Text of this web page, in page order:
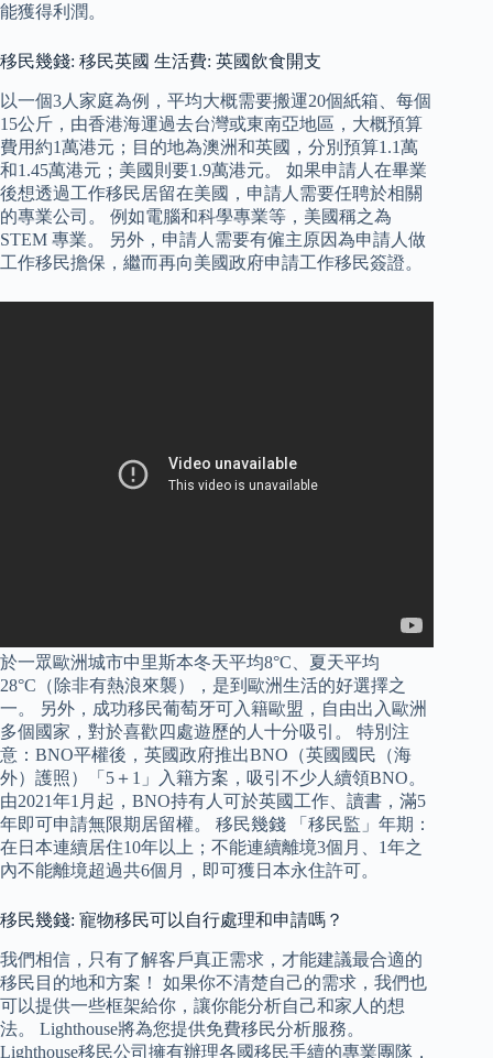
能獲得利潤。
移民幾錢: 移民英國 生活費: 英國飲食開支
以一個3人家庭為例，平均大概需要搬運20個紙箱、每個
15公斤，由香港海運過去台灣或東南亞地區，大概預算
費用約1萬港元；目的地為澳洲和英國，分別預算1.1萬
和1.45萬港元；美國則要1.9萬港元。 如果申請人在畢業
後想透過工作移民居留在美國，申請人需要任聘於相關
的專業公司。 例如電腦和科學專業等，美國稱之為
STEM 專業。 另外，申請人需要有僱主原因為申請人做
工作移民擔保，繼而再向美國政府申請工作移民簽證。
於一眾歐洲城市中里斯本冬天平均8°C、夏天平均
28°C（除非有熱浪來襲），是到歐洲生活的好選擇之
一。 另外，成功移民葡萄牙可入籍歐盟，自由出入歐洲
多個國家，對於喜歡四處遊歷的人十分吸引。 特別注
意：BNO平權後，英國政府推出BNO（英國國民（海
外）護照）「5＋1」入籍方案，吸引不少人續領BNO。
由2021年1月起，BNO持有人可於英國工作、讀書，滿5
年即可申請無限期居留權。 移民幾錢 「移民監」年期：
在日本連續居住10年以上；不能連續離境3個月、1年之
內不能離境超過共6個月，即可獲日本永住許可。
移民幾錢: 寵物移民可以自行處理和申請嗎？
我們相信，只有了解客戶真正需求，才能建議最合適的
移民目的地和方案！ 如果你不清楚自己的需求，我們也
可以提供一些框架給你，讓你能分析自己和家人的想
法。 Lighthouse將為您提供免費移民分析服務。
Lighthouse移民公司擁有辦理各國移民手續的專業團隊，